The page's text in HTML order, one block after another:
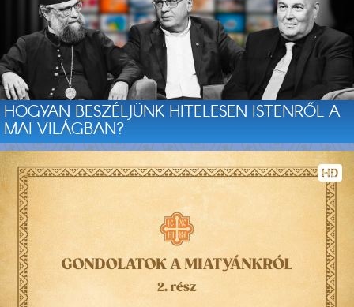
HOGYAN BESZÉLJÜNK HITELESEN ISTENRŐL A
MAI VILÁGBAN?